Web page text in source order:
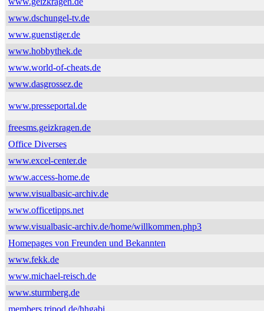
www.dschungel-tv.de
www.guenstiger.de
www.hobbythek.de
www.world-of-cheats.de
www.dasgrossez.de
www.presseportal.de
freesms.geizkragen.de
Office Diverses
www.excel-center.de
www.access-home.de
www.visualbasic-archiv.de
www.officetipps.net
www.visualbasic-archiv.de/home/willkommen.php3
Homepages von Freunden und Bekannten
www.fekk.de
www.michael-reisch.de
www.sturmberg.de